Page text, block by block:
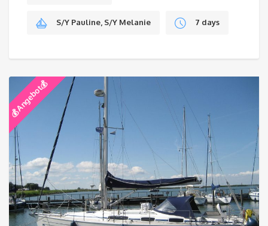
S/Y Pauline, S/Y Melanie 7 days
💰 Angebot💰